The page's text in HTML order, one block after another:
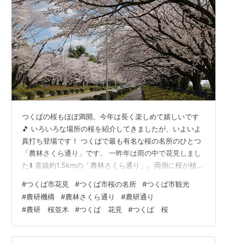
つくばの桜もほぼ満開。今年は長く楽しめて嬉しいです
🎵 いろいろな場所の桜を紹介してきましたが、いよいよ
真打ち登場です！ つくばで最も有名な桜の名所のひとつ
「農林さくら通り」です。 一昨年は雨の中で花見しまし
た⬇️ 直線約1.5kmの「農林さくら通り」。両側に桜が植え
の写真を沢山ご覧頂きましょう🎵 都内の花見でも見かけ
た鳥と同じかな...。何を食べてるんでしょうね。 この周
囲は農業関係の研究所が集積する研究団地です。 農林水
産省 農林水産技術会議事務局 筑波産学連携支援センター
敷地内の桜並木 昼休みだったので職員の方々も思い思い
#つくば市花見 #つくば市桜の名所 #つくば市観光
#農研機構 #農林さくら通り #農研通り
#農研 桜並木 #つくば 花見 #つくば 桜